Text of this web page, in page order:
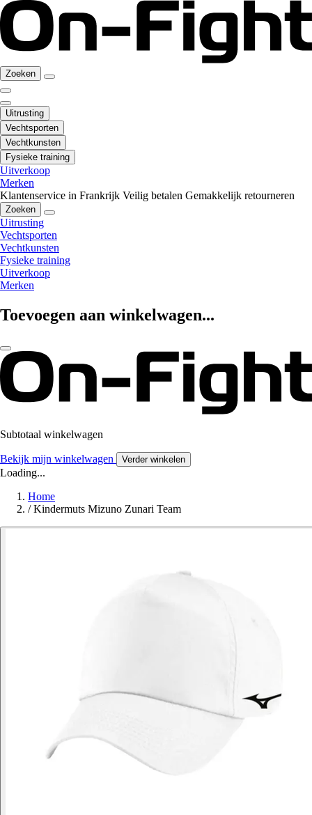
Zoeken
Uitrusting
Vechtsporten
Vechtkunsten
Fysieke training
Uitverkoop
Merken
Klantenservice in Frankrijk Veilig betalen Gemakkelijk retourneren
Zoeken
Uitrusting
Vechtsporten
Vechtkunsten
Fysieke training
Uitverkoop
Merken
Toevoegen aan winkelwagen...
Subtotaal winkelwagen
Bekijk mijn winkelwagen Verder winkelen
Loading...
Home
/ Kindermuts Mizuno Zunari Team